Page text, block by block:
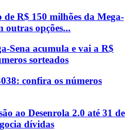
R$ 150 milhões da Mega-
outras opções...
Sena acumula e vai a R$
sorteados
confira os números
ao Desenrola 2.0 até 31 de
dívidas